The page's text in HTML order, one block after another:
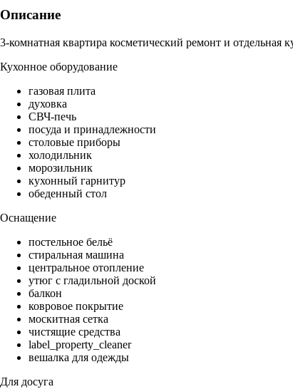
Описание
3-комнатная квартира косметический ремонт и отдельная
Кухонное оборудование
газовая плита
духовка
СВЧ-печь
посуда и принадлежности
столовые приборы
холодильник
морозильник
кухонный гарнитур
обеденный стол
Оснащение
постельное бельё
стиральная машина
центральное отопление
утюг с гладильной доской
балкон
ковровое покрытие
москитная сетка
чистящие средства
label_property_cleaner
вешалка для одежды
Для досуга